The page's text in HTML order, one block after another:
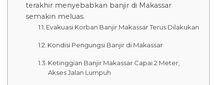
terakhir menyebabkan banjir di Makassar
semakin meluas.
Evakuasi Korban Banjir Makassar Terus Dilakukan
Kondisi Pengungsi Banjir di Makassar
Ketinggian Banjir Makassar Capai 2 Meter,
Akses Jalan Lumpuh